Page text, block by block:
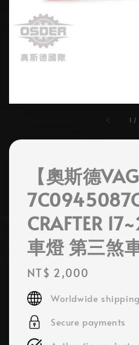
1 /
【奧斯德VAG
CRAFTER
車燈 第三煞
Regular
price
NT$ 2,000
Worldwide shipping
Secure payments